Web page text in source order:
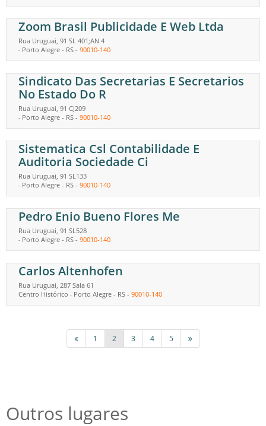
Zoom Brasil Publicidade E Web Ltda
Rua Uruguai, 91 SL 401;AN 4
- Porto Alegre - RS - 90010-140
Sindicato Das Secretarias E Secretarios
No Estado Do R
Rua Uruguai, 91 CJ209
- Porto Alegre - RS - 90010-140
Sistematica Csl Contabilidade E
Auditoria Sociedade Ci
Rua Uruguai, 91 SL133
- Porto Alegre - RS - 90010-140
Pedro Enio Bueno Flores Me
Rua Uruguai, 91 SL528
- Porto Alegre - RS - 90010-140
Carlos Altenhofen
Rua Uruguai, 287 Sala 61
Centro Histórico - Porto Alegre - RS - 90010-140
1 2 3 4 5
Outros lugares